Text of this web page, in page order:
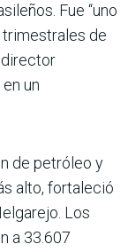
Fue “uno
de
director
un
de petróleo y
alto, fortaleció
Los
a 33.607